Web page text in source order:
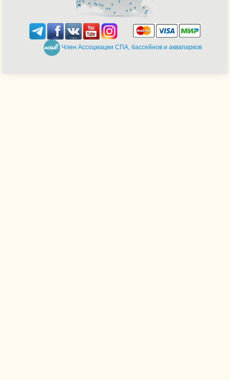
Член Ассоциации СПА, бассейнов и аквапарков